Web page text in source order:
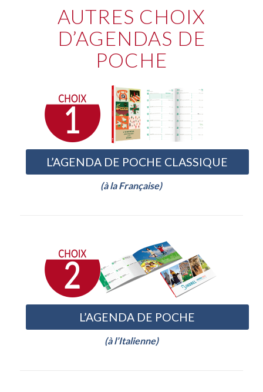
AUTRES CHOIX
D’AGENDAS DE
POCHE
L’AGENDA DE POCHE CLASSIQUE
(à la Française)
L’AGENDA DE POCHE
(à l’Italienne)